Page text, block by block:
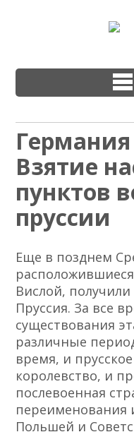
Германия
Взятие
пунктов
пруссии
Еще в позднем
Вислой,
Пруссия. За все
существования
различные
время, и
королевство, и
послевоенная
переименования
Польшей и